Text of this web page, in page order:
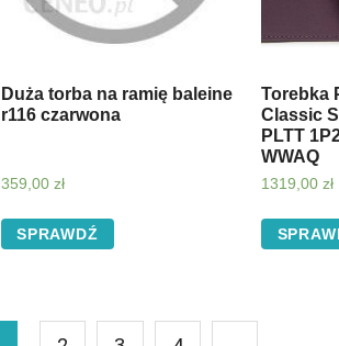
Duża torba na ramię baleine
r116 czarwona
359,00 zł
SPRAWDŹ
Torebka
Classic
PLTT
WWAQ
1319,00zł